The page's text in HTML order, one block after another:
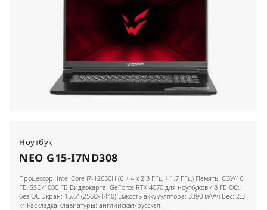
Ноутбук
NEO G15-I7ND308
Процессор: Intel Core i7-12650H (6 + 4 x 2.3 ГГц + 1.7 ГГц) Память: ОЗУ/16
ГБ, SSD/1000 ГБ Видеокарта: GeForce RTX 4070 для ноутбуков / 8 ГБ ОС:
без ОС Экран: 15.6" (2560x1440) Емкость аккумулятора: 3390 мА*ч Вес: 2.3
кг Раскладка клавиатуры: английская/русская